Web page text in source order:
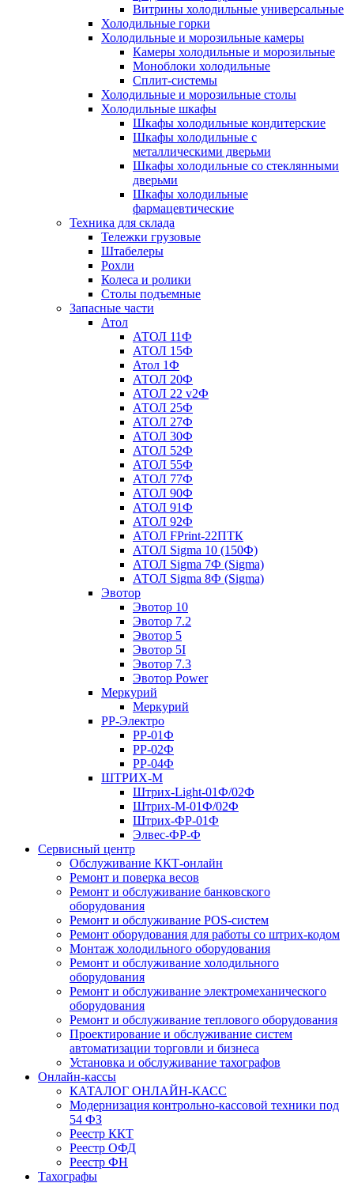
Витрины холодильные универсальные
Холодильные горки
Холодильные и морозильные камеры
Камеры холодильные и морозильные
Моноблоки холодильные
Сплит-системы
Холодильные и морозильные столы
Холодильные шкафы
Шкафы холодильные кондитерские
Шкафы холодильные с
металлическими дверьми
Шкафы холодильные со стеклянными
дверьми
Шкафы холодильные
фармацевтические
Техника для склада
Тележки грузовые
Штабелеры
Рохли
Колеса и ролики
Столы подъемные
Запасные части
Атол
АТОЛ 11Ф
АТОЛ 15Ф
Атол 1Ф
АТОЛ 20Ф
АТОЛ 22 v2Ф
АТОЛ 25Ф
АТОЛ 27Ф
АТОЛ 30Ф
АТОЛ 52Ф
АТОЛ 55Ф
АТОЛ 77Ф
АТОЛ 90Ф
АТОЛ 91Ф
АТОЛ 92Ф
АТОЛ FPrint-22ПТК
АТОЛ Sigma 10 (150Ф)
АТОЛ Sigma 7Ф (Sigma)
АТОЛ Sigma 8Ф (Sigma)
Эвотор
Эвотор 10
Эвотор 7.2
Эвотор 5
Эвотор 5I
Эвотор 7.3
Эвотор Power
Меркурий
Меркурий
РР-Электро
РР-01Ф
РР-02Ф
РР-04Ф
ШТРИХ-М
Штрих-Light-01Ф/02Ф
Штрих-М-01Ф/02Ф
Штрих-ФР-01Ф
Элвес-ФР-Ф
Сервисный центр
Обслуживание ККТ-онлайн
Ремонт и поверка весов
Ремонт и обслуживание банковского
оборудования
Ремонт и обслуживание POS-систем
Ремонт оборудования для работы со штрих-кодом
Монтаж холодильного оборудования
Ремонт и обслуживание холодильного
оборудования
Ремонт и обслуживание электромеханического
оборудования
Ремонт и обслуживание теплового оборудования
Проектирование и обслуживание систем
автоматизации торговли и бизнеса
Установка и обслуживание тахографов
Онлайн-кассы
КАТАЛОГ ОНЛАЙН-КАСС
Модернизация контрольно-кассовой техники под
54 ФЗ
Реестр ККТ
Реестр ОФД
Реестр ФН
Тахографы